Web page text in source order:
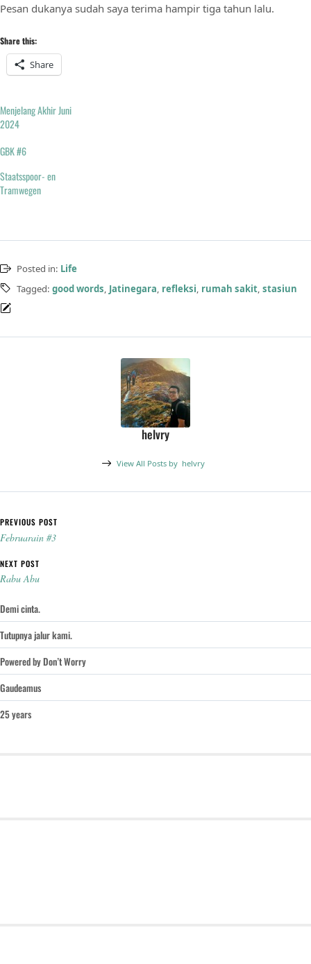
Pesan dukanya sudah saya terima hampir tiga tahun lalu.
Share this:
Share
Menjelang Akhir Juni
2024
GBK #6
Staatsspoor- en
Tramwegen
Posted in: Life
Tagged: good words, Jatinegara, refleksi, rumah sakit, stasiun
helvry
View All Posts by helvry
Post navigation
PREVIOUS POST
Februarain #3
NEXT POST
Rabu Abu
Demi cinta.
Tutupnya jalur kami.
Powered by Don’t Worry
Gaudeamus
25 years